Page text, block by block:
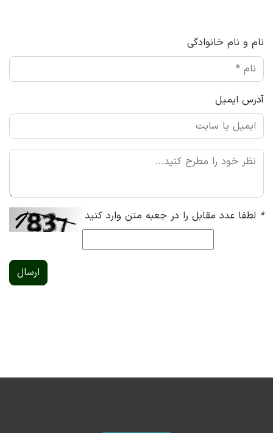
نام و نام خانوادگی
آدرس ایمیل
* لطفا عدد مقابل را در جعبه متن وارد کنید
ارسال